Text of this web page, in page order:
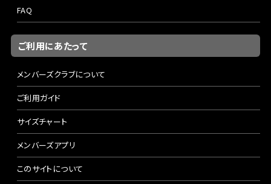
FAQ
ご利用にあたって
メンバーズクラブについて
ご利用ガイド
サイズチャート
メンバーズアプリ
このサイトについて